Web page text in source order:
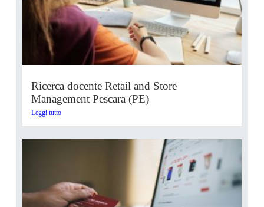
Ricerca docente Retail and Store
Management Pescara (PE)
Leggi tutto